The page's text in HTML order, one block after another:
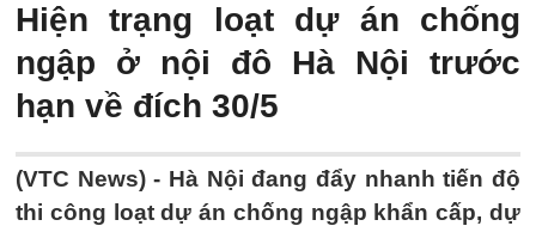
Hiện trạng loạt dự án chống
ngập ở nội đô Hà Nội trước
hạn về đích 30/5
(VTC News) - Hà Nội đang đẩy nhanh tiến độ
thi công loạt dự án chống ngập khẩn cấp, dự